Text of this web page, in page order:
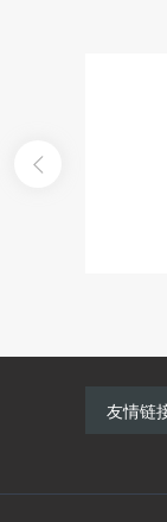
友情链